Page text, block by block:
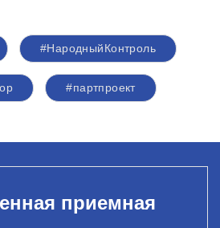
#НародныйКонтроль
#партпроект
приемная